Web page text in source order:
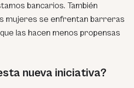
bancarios. También
mujeres se enfrentan barreras
las hacen menos propensas
nueva iniciativa?